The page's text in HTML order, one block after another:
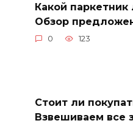
Какой
Обзор
0 123
Стоит ли
Взвешиваем все